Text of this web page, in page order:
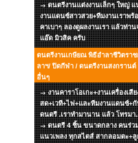
ดนตรีงานแต่งงานเล็กๆ ใหญ่
งานแดนซ์สาวสวย+ทีมงานเราพ
คาเบาๆ ลองดูผลงานเรา แล้วท่า
แอ๊ด มิวสิค ครับ
ดนตรีงานเกษียณ พิธีอำลาชีวิตราช
ลาฯ/ ปิดกีฬา / ดนตรีงานสงกราน
อื่นๆ
งานคาราโอเกะ+งานเครื่องเสี
สด+เวที+ไฟ+และทีมงานแดนซ์+กั
ดนตรี .เราทำมานาน แล้ว โทรมา
ดนตรี 4 ชิ้น ขนาดกลาง คนร่ว
แนวเพลง ทุกสไตส์ สากลอมตะ+